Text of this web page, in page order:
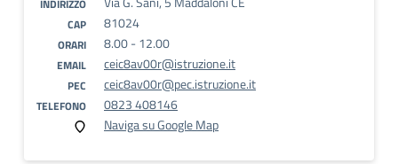
INDIRIZZO
CAP 81024
ORARI 8.00 - 12.00
EMAIL ceic8av00r@istruzione.it
PEC ceic8av00r@pec.istruzione.it
TELEFONO
0823 408146
Naviga su Google Map